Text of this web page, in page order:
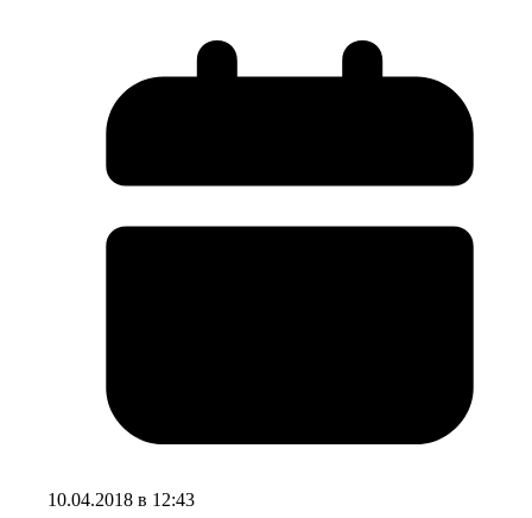
10.04.2018 в 12:43